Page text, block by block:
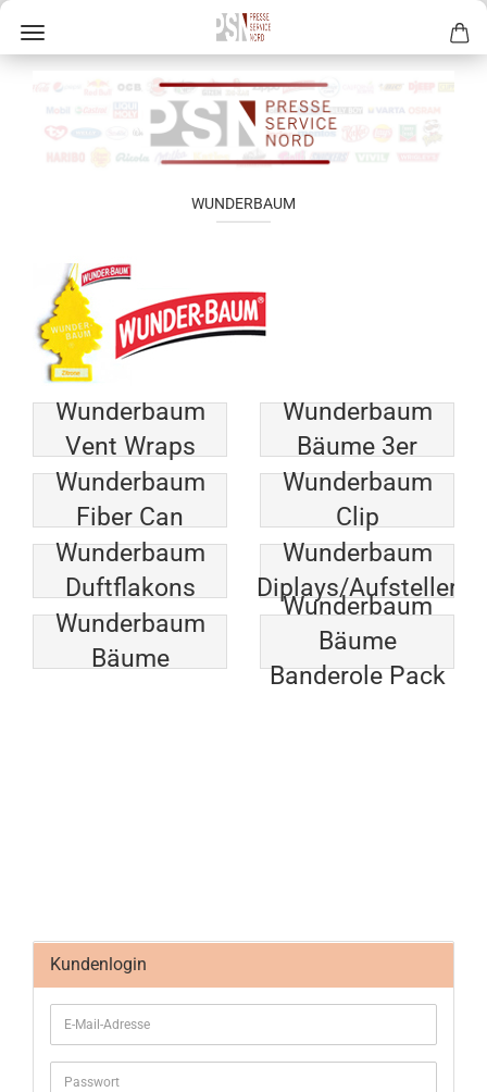
WUNDERBAUM
Wunderbaum
Vent Wraps
Wunderbaum
Bäume 3er
Wunderbaum
Fiber Can
Wunderbaum
Clip
Wunderbaum
Duftflakons
Wunderbaum
Diplays/Aufsteller
Wunderbaum
Bäume
Wunderbaum
Bäume
Banderole Pack
Kundenlogin